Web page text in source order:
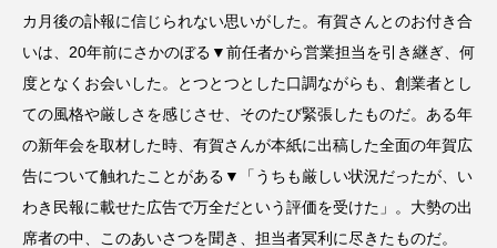
カ月後の訃報に信じられない思いがした。有賀さんとのお付き合
いは、20年前にさかのぼる▼前任者から営業担当を引き継ぎ、何
度となくお会いした。とつとつとした口調ながらも、創業者とし
ての風格や厳しさを感じさせ、そのたび緊張したものだ。ある年
の新年会を取材した時、有賀さんが本紙に出稿した全面の年賀広
告について触れたことがある▼「うちも厳しい状況だったが、い
わき民報に載せた広告で万全だという評価を受けた」。大勢の出
席者の中、このあいさつを聞き、担当者冥利に尽きたものだ。